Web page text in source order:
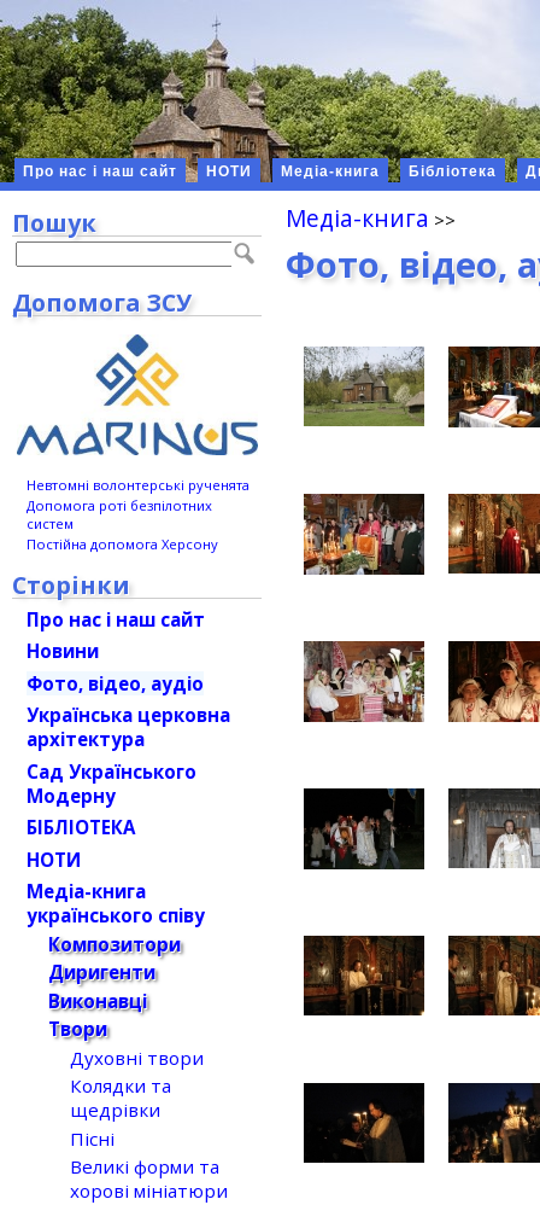
Про нас і наш сайт НОТИ Медіа-книга Бібліотека
Медіа-книга
Фото, відео,
Пошук
Допомога ЗСУ
Невтомні волонтерські рученята
Допомога роті безпілотних
систем
Постійна допомога Херсону
Сторінки
Про нас і наш сайт
Новини
Фото, відео, аудіо
Українська церковна
архітектура
Сад Українського
Модерну
БІБЛІОТЕКА
НОТИ
Медіа-книга
українського співу
Композитори
Диригенти
Виконавці
Твори
Духовні твори
Колядки та
щедрівки
Пісні
Великі форми та
хорові мініатюри